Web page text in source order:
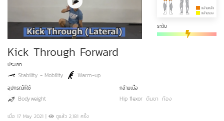
ระดับ
Kick Through Forward
ประเภท
Stability - Mobility Warm-up
อุปกรณ์ที่ใช้
Bodyweight
กล้ามเนื้อ
Hip flexor ต้นขา ท้อง
เมื่อ 17 May 2021 | ดูแล้ว 2,181 ครั้ง